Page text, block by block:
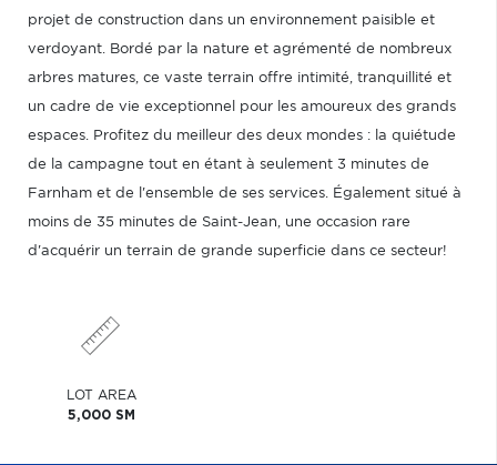
projet de construction dans un environnement paisible et
verdoyant. Bordé par la nature et agrémenté de nombreux
arbres matures, ce vaste terrain offre intimité, tranquillité et
un cadre de vie exceptionnel pour les amoureux des grands
espaces. Profitez du meilleur des deux mondes : la quiétude
de la campagne tout en étant à seulement 3 minutes de
Farnham et de l'ensemble de ses services. Également situé à
moins de 35 minutes de Saint-Jean, une occasion rare
d'acquérir un terrain de grande superficie dans ce secteur!
LOT AREA
5,000 SM